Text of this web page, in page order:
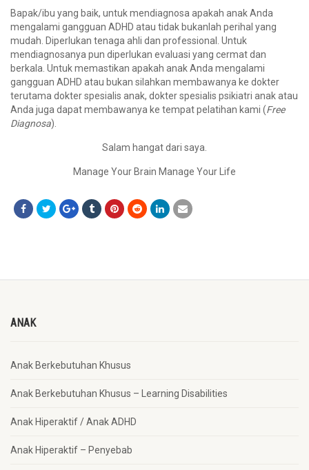
Bapak/ibu yang baik, untuk mendiagnosa apakah anak Anda
mengalami gangguan ADHD atau tidak bukanlah perihal yang
mudah. Diperlukan tenaga ahli dan professional. Untuk
mendiagnosanya pun diperlukan evaluasi yang cermat dan
berkala. Untuk memastikan apakah anak Anda mengalami
gangguan ADHD atau bukan silahkan membawanya ke dokter
terutama dokter spesialis anak, dokter spesialis psikiatri anak atau
Anda juga dapat membawanya ke tempat pelatihan kami (Free
Diagnosa).
Salam hangat dari saya.
Manage Your Brain Manage Your Life
ANAK
Anak Berkebutuhan Khusus
Anak Berkebutuhan Khusus – Learning Disabilities
Anak Hiperaktif / Anak ADHD
Anak Hiperaktif – Penyebab